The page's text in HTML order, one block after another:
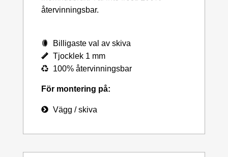
återvinningsbar.
Billigaste val av skiva
Tjocklek 1 mm
100% återvinningsbar
För montering på:
Vägg / skiva